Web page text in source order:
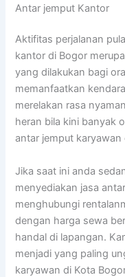
Antar jemput Kantor
Aktifitas perjalanan
kantor di Bogor
yang dilakukan bagi
memanfaatkan
merelakan rasa
heran bila kini banyak
antar jemput karyawan
Jika saat ini anda
menyediakan jasa
menghubungi
dengan harga sewa
handal di lapangan.
menjadi yang paling
karyawan di Kota